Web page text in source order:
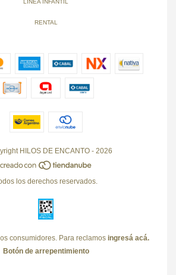
LÍNEA INFANTIL
RENTAL
HILOS DE ENCANTO - 2026
los derechos reservados.
consumidores. Para reclamos ingresá acá.
Botón de arrepentimiento